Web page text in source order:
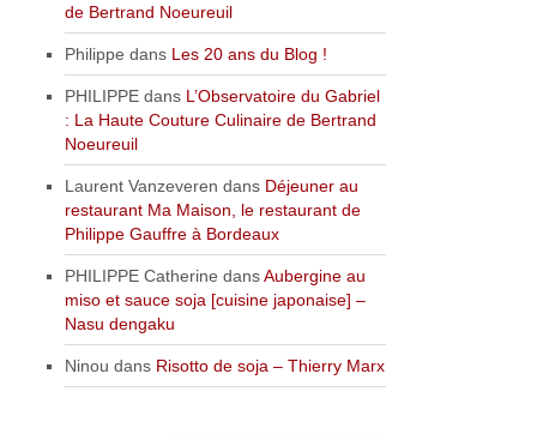
de Bertrand Noeureuil
Philippe dans Les 20 ans du Blog !
PHILIPPE dans L’Observatoire du Gabriel
: La Haute Couture Culinaire de Bertrand
Noeureuil
Laurent Vanzeveren dans Déjeuner au
restaurant Ma Maison, le restaurant de
Philippe Gauffre à Bordeaux
PHILIPPE Catherine dansAubergine au
miso et sauce soja [cuisine japonaise] –
Nasu dengaku
Ninou dans Risotto de soja – Thierry Marx